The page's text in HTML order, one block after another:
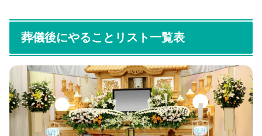
葬儀後にやることリスト一覧表